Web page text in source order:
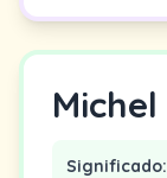
Michel
Significado: